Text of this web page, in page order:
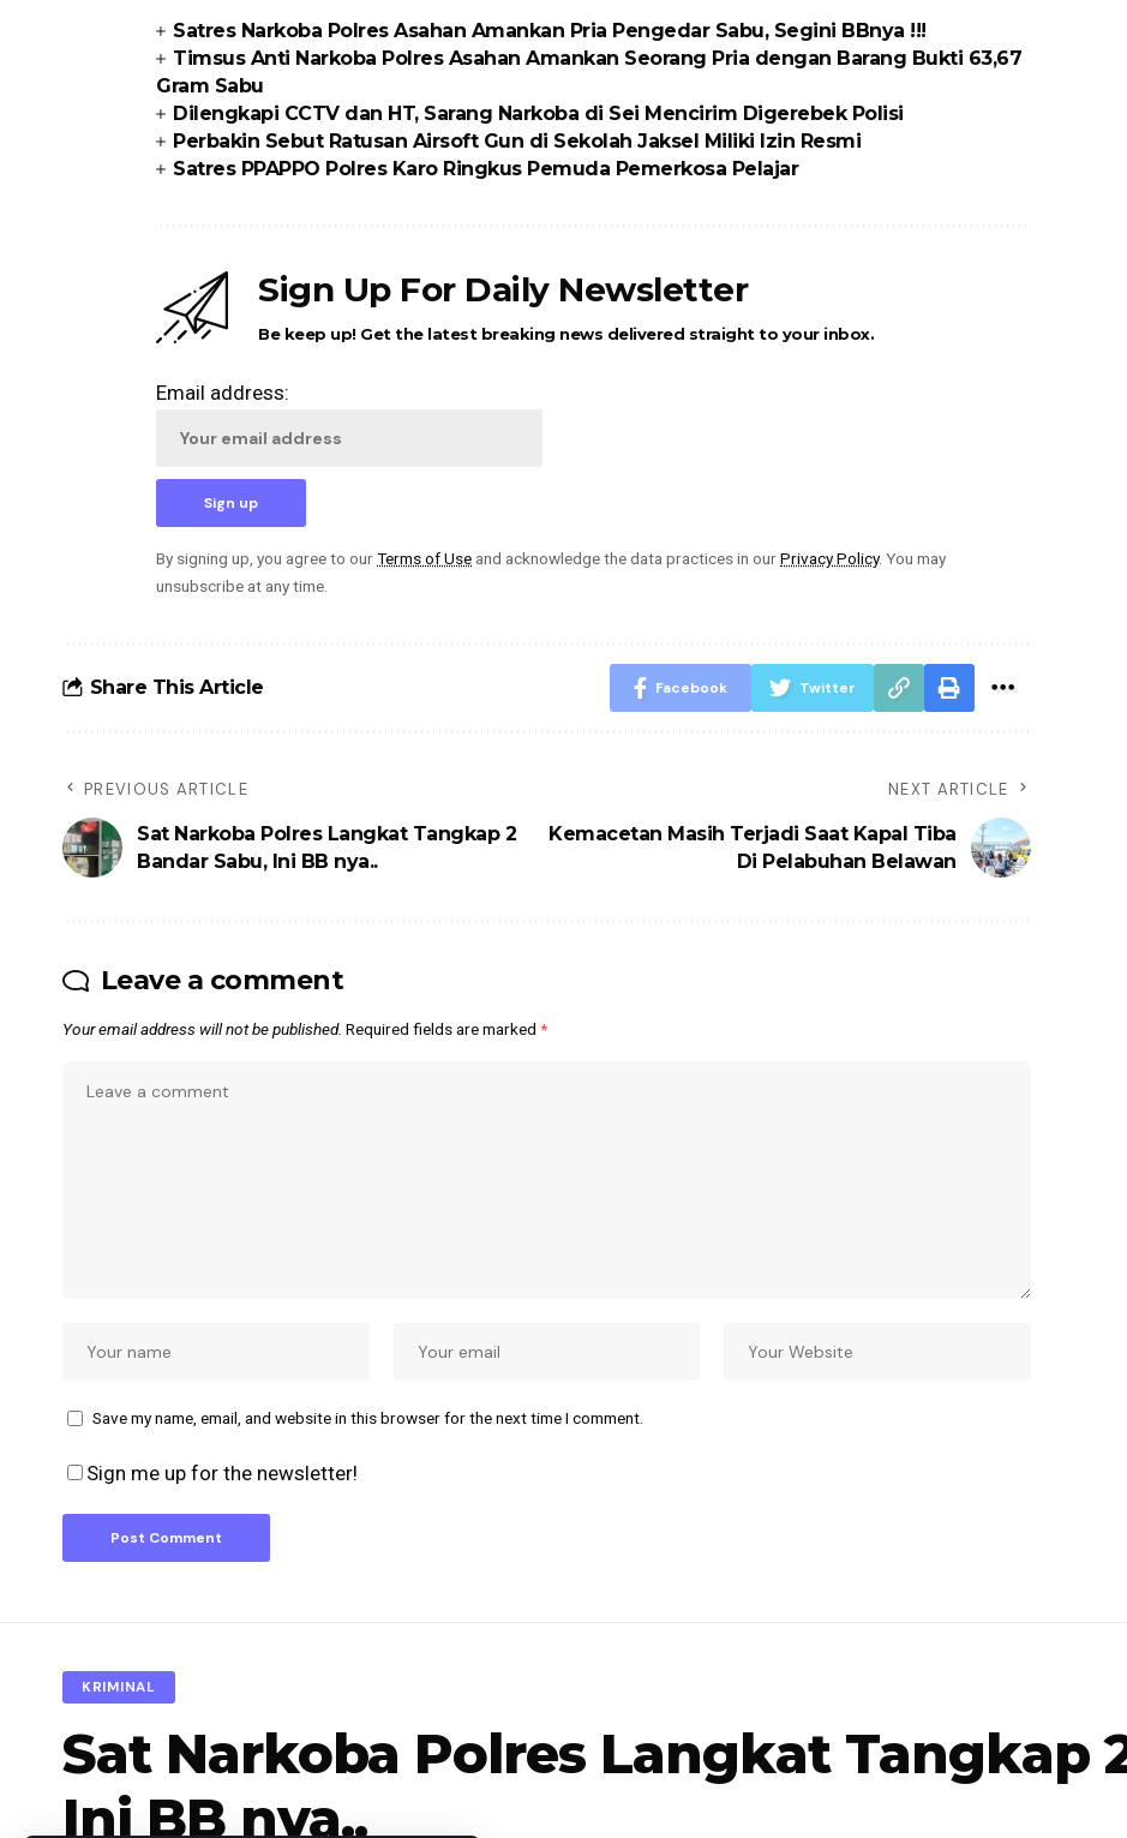
Satres Narkoba Polres Asahan Amankan Pria Pengedar Sabu, Segini BBnya !!!
Timsus Anti Narkoba Polres Asahan Amankan Seorang Pria dengan Barang Bukti 63,67
Gram Sabu
Dilengkapi CCTV dan HT, Sarang Narkoba di Sei Mencirim Digerebek Polisi
Perbakin Sebut Ratusan Airsoft Gun di Sekolah Jaksel Miliki Izin Resmi
Satres PPAPPO Polres Karo Ringkus Pemuda Pemerkosa Pelajar
Sign Up For Daily Newsletter
Be keep up! Get the latest breaking news delivered straight to your inbox.
Email address:
By signing up, you agree to ourTerms of Use and acknowledge the data practices in ourPrivacy Policy. You may
unsubscribe at any time.
Share This Article Facebook Twitter
PREVIOUS ARTICLE
Sat Narkoba Polres Langkat Tangkap 2
Bandar Sabu, Ini BB nya..
NEXT ARTICLE
Kemacetan Masih Terjadi Saat Kapal Tiba
Di Pelabuhan Belawan
Leave a comment
Your email address will not be published. Required fields are marked *
Save my name, email, and website in this browser for the next time I comment.
Sign me up for the newsletter!
KRIMINAL
Sat Narkoba Polres Langkat Tangkap
Ini BB nya..